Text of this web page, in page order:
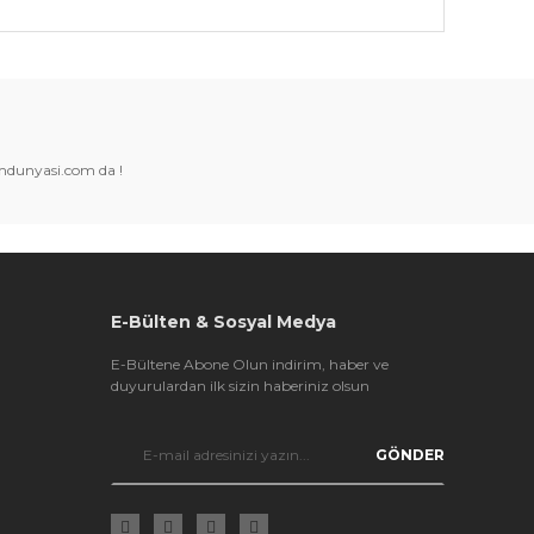
tarafımıza iletebilirsiniz.
da !
E-Bülten & Sosyal Medya
E-Bültene Abone Olun indirim, haber ve
duyurulardan ilk sizin haberiniz olsun
GÖNDER